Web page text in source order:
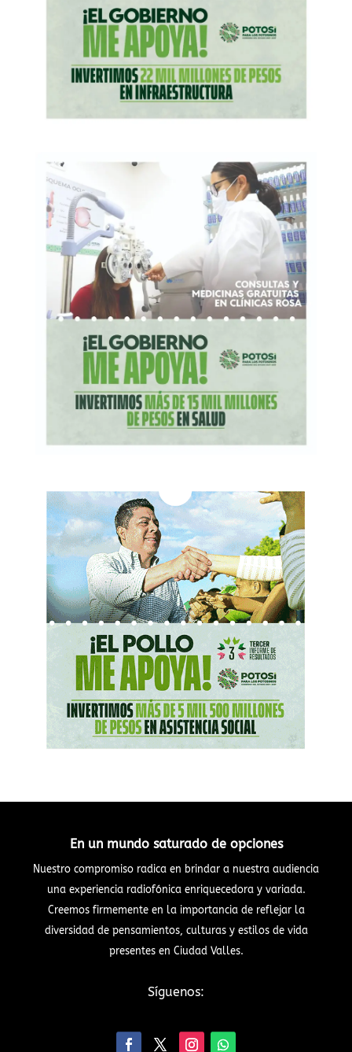
En un mundo saturado de opciones
Nuestro compromiso radica en brindar a nuestra audiencia
una experiencia radiofónica enriquecedora y variada.
Creemos firmemente en la importancia de reflejar la
diversidad de pensamientos, culturas y estilos de vida
presentes en Ciudad Valles.
Síguenos: